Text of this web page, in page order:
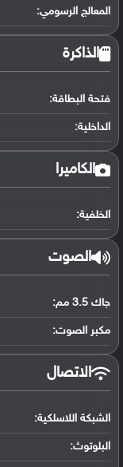
المعالج الرسومي:
الذاكرة
فتحة البطاقة:
الداخلية:
الكاميرا
الخلفية:
الصوت
جاك 3.5 مم:
مكبر الصوت:
الاتصال
الشبكة اللاسلكية:
البلوتوث: